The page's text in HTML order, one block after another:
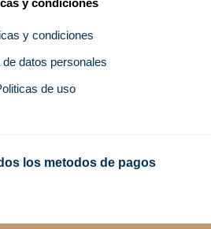
y condiciones
y condiciones
de datos personales
de uso
los metodos de pagos